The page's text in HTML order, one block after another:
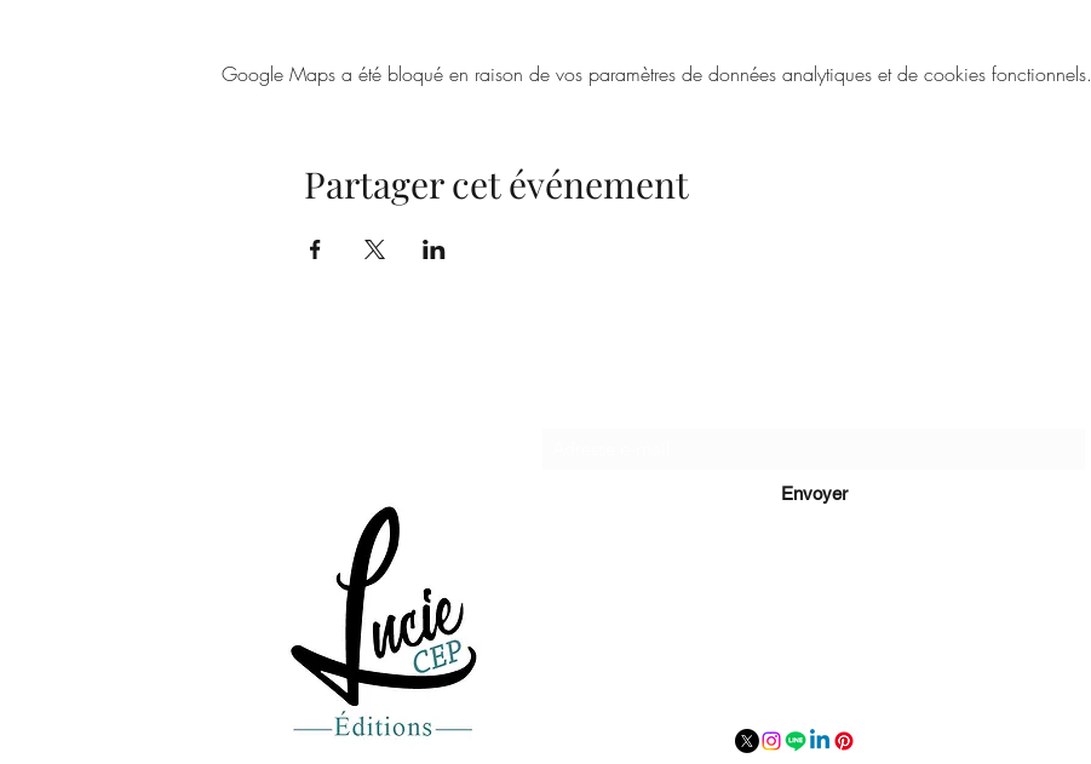
Google Maps a été bloqué en raison de vos paramètres de données analytiques et de cookies fonctionnels.
Partager cet événement
Envoyer